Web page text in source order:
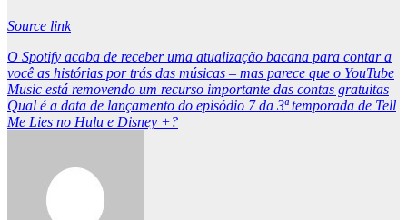
Source link
Post
navigation
O Spotify acaba de receber uma atualização bacana para contar a
você as histórias por trás das músicas – mas parece que o YouTube
Music está removendo um recurso importante das contas gratuitas
Qual é a data de lançamento do episódio 7 da 3ª temporada de Tell
Me Lies no Hulu e Disney +?